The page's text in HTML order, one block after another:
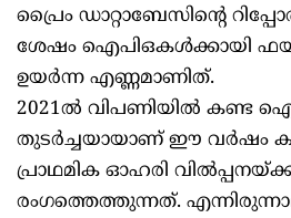
പ്രൈം ഡാറ്റാബേസിന്റെ
ശേഷം ഐപിഒകള്‍ക്കായി
ഉയര്‍ന്ന എണ്ണമാണിത്.
2021ല്‍ വിപണിയില്‍ കണ്ട
തുടര്‍ച്ചയായാണ് ഈ വര്‍ഷം
പ്രാഥമിക ഓഹരി
രംഗത്തെത്തുന്നത്.